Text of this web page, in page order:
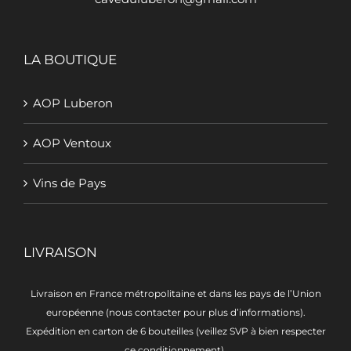
LA BOUTIQUE
AOP Luberon
AOP Ventoux
Vins de Pays
LIVRAISON
Livraison en France métropolitaine et dans les pays de l’Union
européenne (nous contacter pour plus d’informations).
Expédition en carton de 6 bouteilles (veillez SVP à bien respecter